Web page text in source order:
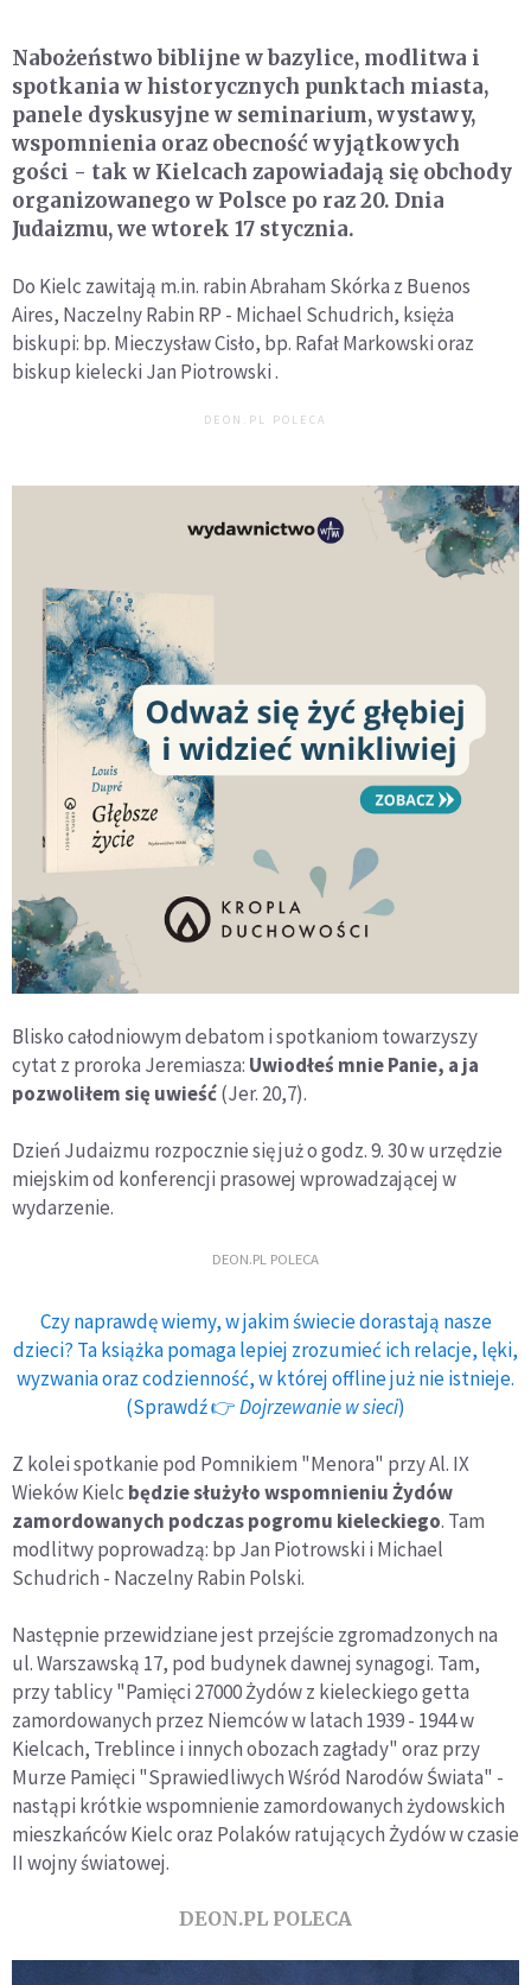
Nabożeństwo biblijne w bazylice, modlitwa i
spotkania w historycznych punktach miasta,
panele dyskusyjne w seminarium, wystawy,
wspomnienia oraz obecność wyjątkowych
gości - tak w Kielcach zapowiadają się obchody
organizowanego w Polsce po raz 20. Dnia
Judaizmu, we wtorek 17 stycznia.
Do Kielc zawitają m.in. rabin Abraham Skórka z Buenos
Aires, Naczelny Rabin RP - Michael Schudrich, księża
biskupi: bp. Mieczysław Cisło, bp. Rafał Markowski oraz
biskup kielecki Jan Piotrowski .
DEON.PL POLECA
Blisko całodniowym debatom i spotkaniom towarzyszy
cytat z proroka Jeremiasza: Uwiodłeś mnie Panie, a ja
pozwoliłem się uwieść(Jer. 20,7).
Dzień Judaizmu rozpocznie się już o godz. 9. 30 w urzędzie
miejskim od konferencji prasowej wprowadzającej w
wydarzenie.
DEON.PL POLECA
Czy naprawdę wiemy, w jakim świecie dorastają nasze
dzieci? Ta książka pomaga lepiej zrozumieć ich relacje, lęki,
wyzwania oraz codzienność, w której offline już nie istnieje.
(Sprawdź 👉Dojrzewanie w sieci)
Z kolei spotkanie pod Pomnikiem "Menora" przy Al. IX
Wieków Kielc będzie służyło wspomnieniu Żydów
zamordowanych podczas pogromu kieleckiego. Tam
modlitwy poprowadzą: bp Jan Piotrowski i Michael
Schudrich - Naczelny Rabin Polski.
Następnie przewidziane jest przejście zgromadzonych na
ul. Warszawską 17, pod budynek dawnej synagogi. Tam,
przy tablicy "Pamięci 27000 Żydów z kieleckiego getta
zamordowanych przez Niemców w latach 1939 - 1944 w
Kielcach, Treblince i innych obozach zagłady" oraz przy
Murze Pamięci "Sprawiedliwych Wśród Narodów Świata" -
nastąpi krótkie wspomnienie zamordowanych żydowskich
mieszkańców Kielc oraz Polaków ratujących Żydów w czasie
II wojny światowej.
DEON.PL POLECA